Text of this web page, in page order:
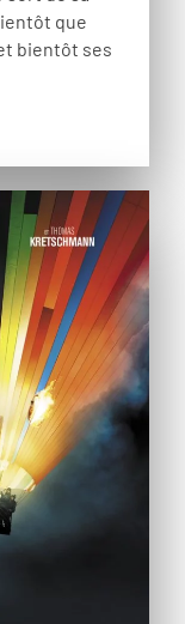
que
bientôt ses